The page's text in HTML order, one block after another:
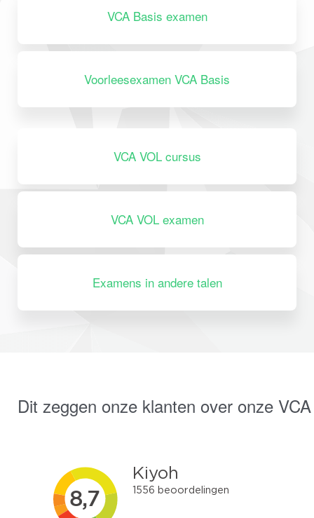
VCA Basis examen
Voorleesexamen VCA Basis
VCA VOL cursus
VCA VOL examen
Examens in andere talen
Dit zeggen onze klanten over onze